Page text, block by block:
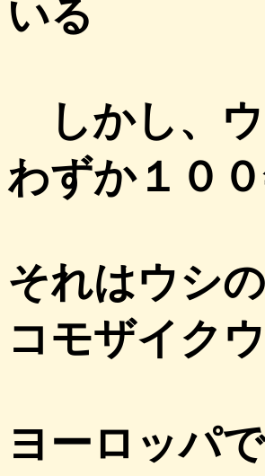
いる
しかし、ウ
わずか１０
それはウシ
コモザイク
ヨーロッパ